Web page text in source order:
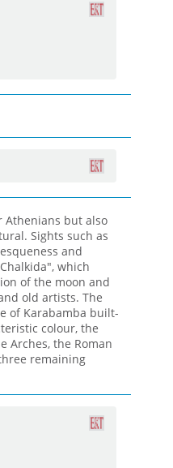
Athenians but also
Sights such as
and
which
of the moon and
old artists. The
of Karabamba built-
colour, the
Arches, the Roman
remaining